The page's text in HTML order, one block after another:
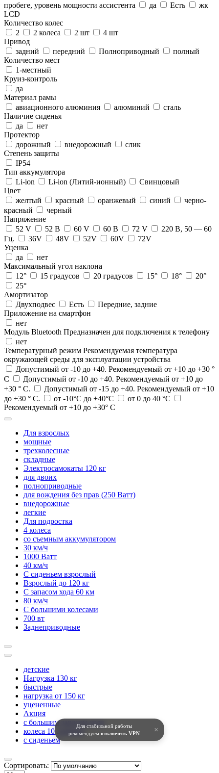
Для стабильной работы
рекомендуем отключить VPN ×
пробеге, уровень мощности ассистента
да Есть
жк
LCD
Количество колес
2
2 колеса 2 шт
4 шт
Привод
задний
передний Полноприводный
полный
Количество мест
1-местный
Круиз-контроль
да
Материал рамы
авиационного алюминия
алюминий
сталь
Наличие сиденья
да
нет
Протектор
дорожный
внедорожный
слик
Степень защиты
IP54
Тип аккумулятора
Li-ion
Li-ion (Литий-ионный)
Свинцовый
Цвет
желтый
красный оранжевый синий
черно-
красный
черный
Напряжение
52 V
52 В 60 V 60 В 72 V
220 В, 50 — 60
Гц.
36V 48V 52V 60V
72V
Уценка
да
нет
Максимальный угол наклона
12°
15 градусов 20 градусов 15° 18°
20°
25°
Амортизатор
Двухподвес
Есть
Передние, задние
Приложение на смартфон
нет
Модуль Bluetooth Предназначен для подключения к телефону
нет
Температурный режим Рекомендуемая температура
окружающей среды для эксплуатации устройства
Допустимый от -10 до +40. Рекомендуемый от +10 до +30 °
С
Допустимый от -10 до +40. Рекомендуемый от +10 до
+30 ° С.
Допустимый от -15 до +40. Рекомендуемый от +10
до +30 ° С.
от -10°C до +40°C
от 0 до 40 °C
Рекомендуемый от +10 до +30° С
Для взрослых
мощные
трехколесные
складные
Электросамокаты 120 кг
для двоих
полноприводные
для вождения без прав (250 Ватт)
внедорожные
легкие
Для подростка
4 колеса
со съемным аккумулятором
30 км/ч
1000 Ватт
40 км/ч
С сиденьем взрослый
Взрослый до 120 кг
С запасом хода 60 км
80 км/ч
С большими колесами
700 вт
Заднеприводные
детские
Нагрузка 130 кг
быстрые
нагрузка от 150 кг
уцененные
Акция
с большим запасом хода
колеса 10 дюймов
с сиденьем
Сортировать: